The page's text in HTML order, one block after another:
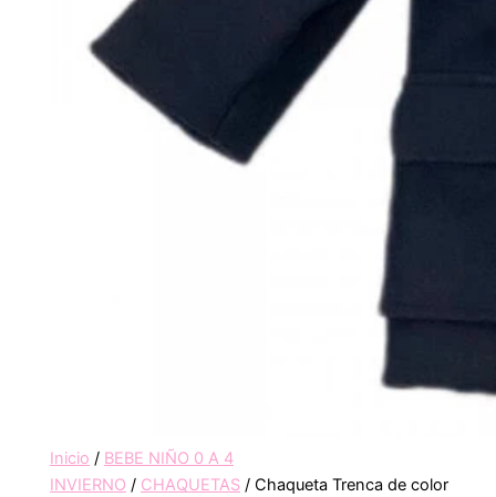
Inicio / BEBE NIÑO 0 A 4
INVIERNO / CHAQUETAS / Chaqueta Trenca de color